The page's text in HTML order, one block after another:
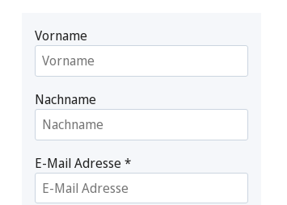
Vorname
Nachname
E-Mail Adresse*